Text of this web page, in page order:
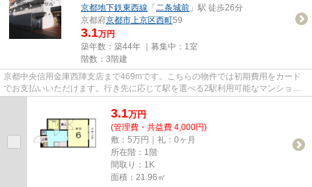
京都地下鉄東西線 「 二条城前 」駅 徒歩26分
京都府京都市上京区西町59
3.1万円
築年数：築44年 ｜募集中： 1室
階数：3階建
京都中央信用金庫西陣支店まで469mです。こちらの物件では初期費用をカード
でお支払いいただけます。行き先に応じて駅を選べる2駅利用可能なマンション
3.1万円
(管理費・共益費 4,000円)
敷：5万円｜礼：0ヶ月
所在階：1階
間取り：1K
面積：21.96㎡